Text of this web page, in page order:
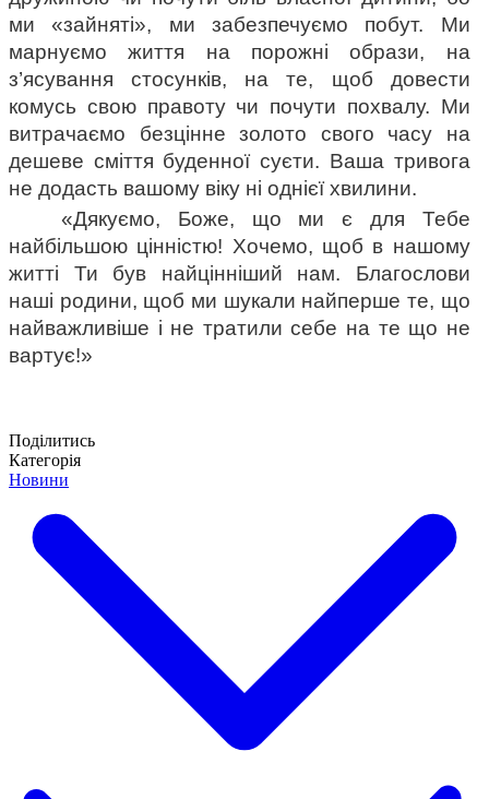
ми «зайняті», ми забезпечуємо побут. Ми
марнуємо життя на порожні образи, на
з’ясування стосунків, на те, щоб довести
комусь свою правоту чи почути похвалу. Ми
витрачаємо безцінне золото свого часу на
дешеве сміття буденної суєти. Ваша тривога
не додасть вашому віку ні однієї хвилини.
«Дякуємо, Боже, що ми є для Тебе
найбільшою цінністю! Хочемо, щоб в нашому
житті Ти був найцінніший нам. Благослови
наші родини, щоб ми шукали найперше те, що
найважливіше і не тратили себе на те що не
вартує!»
Поділитись
Категорія
Новини